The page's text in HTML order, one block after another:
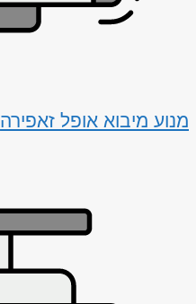
מנוע מיבוא אופל זאפירה